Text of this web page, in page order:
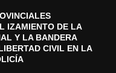
IZAMIENTO DE LA
Y LA BANDERA
CIVIL EN LA